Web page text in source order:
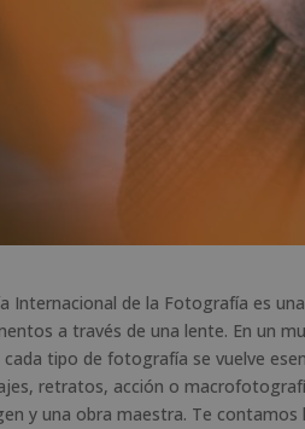
Internacional de la Fotografía es
a través de una lente. En un
cada tipo de fotografía se vuelve
retratos, acción o
y una obra maestra. Te contamos